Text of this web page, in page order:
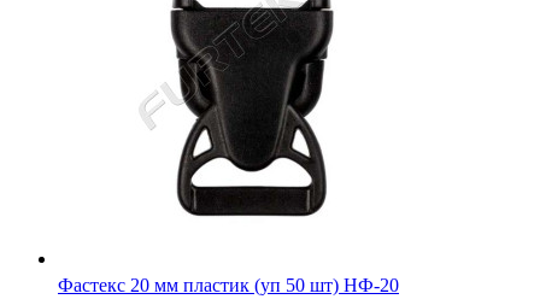
Фастекс 20 мм пластик (уп 50 шт) НФ-20